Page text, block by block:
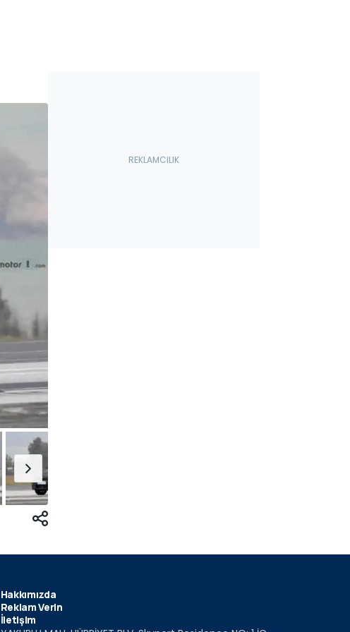
Hakkımızda
Reklam Verin
İletişim